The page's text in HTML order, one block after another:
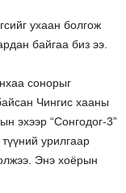
ухаан болгож
байгаа биз ээ.
сонорыг
Чингис хааны
эхээр “Сонгодог-3”
урилгаар
Энэ хоёрын